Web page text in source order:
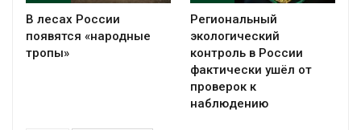
В лесах России
появятся «народные
тропы»
Региональный
экологический
контроль в России
фактически ушёл от
проверок к
наблюдению